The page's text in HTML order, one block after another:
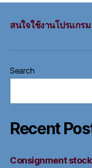
สนใจใช้งานโปรแกรม
Search
Recent
Consignment